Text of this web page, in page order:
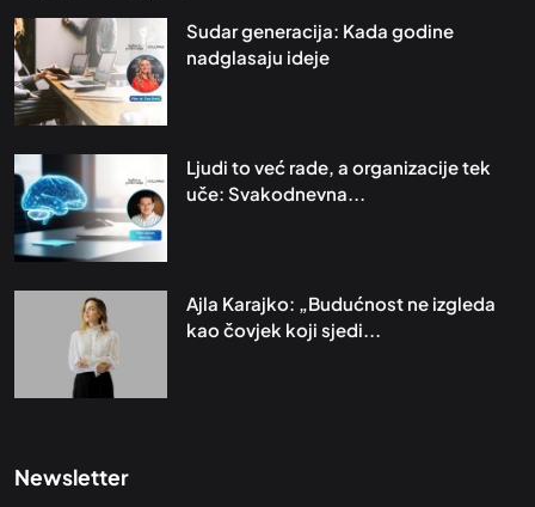
Sudar generacija: Kada godine
nadglasaju ideje
Ljudi to već rade, a organizacije tek
uče: Svakodnevna...
Ajla Karajko: „Budućnost ne izgleda
kao čovjek koji sjedi...
Newsletter